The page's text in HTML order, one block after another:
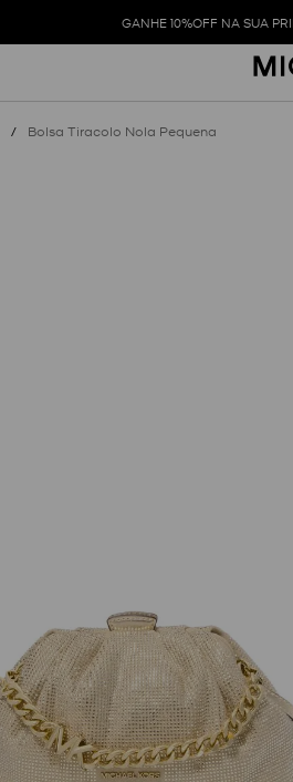
GANHE 10%OFF NA SUA
Bolsa Tiracolo Nola Pequena